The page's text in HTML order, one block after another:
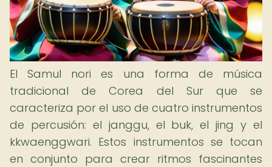
El Samul nori es una forma de música
tradicional de Corea del Sur que se
caracteriza por el uso de cuatro instrumentos
de percusión: el janggu, el buk, el jing y el
kkwaenggwari. Estos instrumentos se tocan
en conjunto para crear ritmos fascinantes